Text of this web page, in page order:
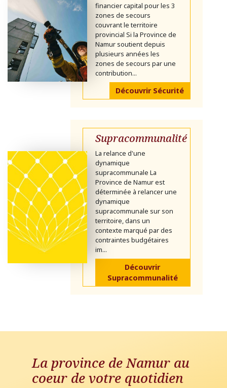
financier capital pour les 3
zones de secours
couvrant le territoire
provincial Si la Province de
Namur soutient depuis
plusieurs années les
zones de secours par une
contribution...
Découvrir Sécurité
Supracommunalité
La relance d'une
dynamique
supracommunale La
Province de Namur est
déterminée à relancer une
dynamique
supracommunale sur son
territoire, dans un
contexte marqué par des
contraintes budgétaires
im...
Découvrir
Supracommunalité
La province de Namur au
coeur de votre quotidien